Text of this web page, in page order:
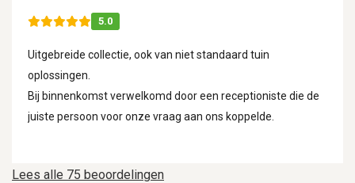
Lees alle 75 beoordelingen
5.0
Uitgebreide collectie, ook van niet standaard tuin
oplossingen.
Bij binnenkomst verwelkomd door een receptioniste die de
juiste persoon voor onze vraag aan ons koppelde.